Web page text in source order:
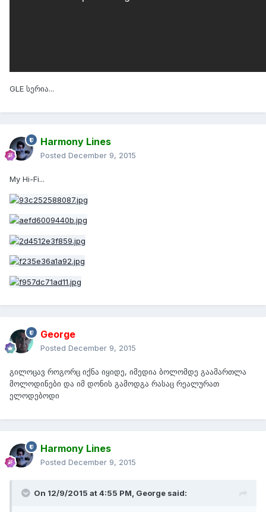
GLE სერია...
Harmony Lines
Posted December 9, 2015
My Hi-Fi...
George
Posted December 9, 2015
გილოცავ როგორც იქნა იყიდე, იმედია ბოლომდე გაამართლა
მოლოდინები და იმ დონის გამოდგა რასაც რეალურათ
ელოდებოდი
Harmony Lines
Posted December 9, 2015
On 12/9/2015 at 4:55 PM, George said: